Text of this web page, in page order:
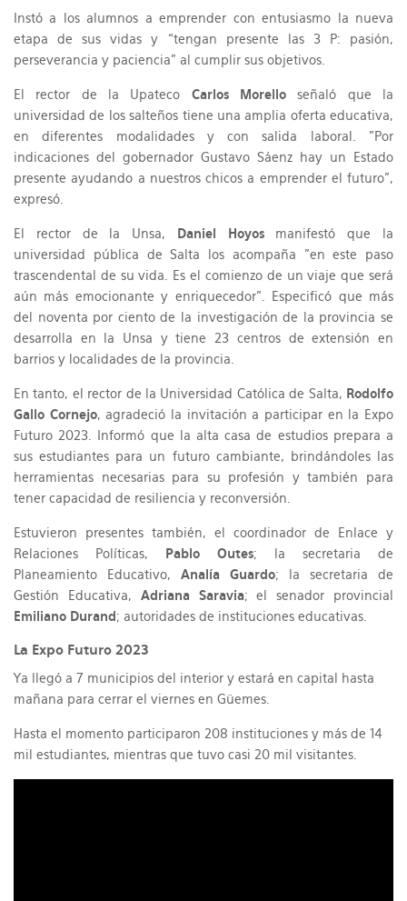
Instó a los alumnos a emprender con entusiasmo la nueva
etapa de sus vidas y “tengan presente las 3 P: pasión,
perseverancia y paciencia” al cumplir sus objetivos.
El rector de la Upateco Carlos Morello señaló que la
universidad de los salteños tiene una amplia oferta educativa,
en diferentes modalidades y con salida laboral. "Por
indicaciones del gobernador Gustavo Sáenz hay un Estado
presente ayudando a nuestros chicos a emprender el futuro",
expresó.
El rector de la Unsa, Daniel Hoyosmanifestó que la
universidad pública de Salta los acompaña "en este paso
trascendental de su vida. Es el comienzo de un viaje que será
aún más emocionante y enriquecedor". Especificó que más
del noventa por ciento de la investigación de la provincia se
desarrolla en la Unsa y tiene 23 centros de extensión en
barrios y localidades de la provincia.
En tanto, el rector de la Universidad Católica de Salta, Rodolfo
Gallo Cornejo, agradeció la invitación a participar en la Expo
Futuro 2023. Informó que la alta casa de estudios prepara a
sus estudiantes para un futuro cambiante, brindándoles las
herramientas necesarias para su profesión y también para
tener capacidad de resiliencia y reconversión.
Estuvieron presentes también, el coordinador de Enlace y
Relaciones Políticas,
Pablo Outes; la secretaria de
Planeamiento Educativo, Analía Guardo; la secretaria de
Gestión Educativa, Adriana Saravia; el senador provincial
Emiliano Durand ; autoridades de instituciones educativas.
La Expo Futuro 2023
Ya llegó a 7 municipios del interior y estará en capital hasta
mañana para cerrar el viernes en Güemes.
Hasta el momento participaron 208 instituciones y más de 14
mil estudiantes, mientras que tuvo casi 20 mil visitantes.